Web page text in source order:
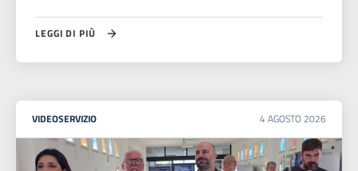
LEGGI DI PIÙ
VIDEOSERVIZIO 4 AGOSTO 2026